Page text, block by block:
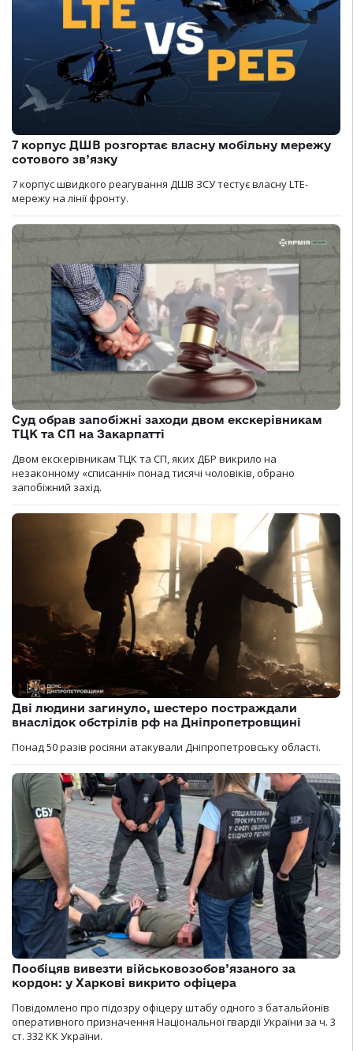
7 корпус ДШВ розгортає власну мобільну мережу
сотового зв’язку
7 корпус швидкого реагування ДШВ ЗСУ тестує власну LTE-
мережу на лінії фронту.
Суд обрав запобіжні заходи двом екскерівникам
ТЦК та СП на Закарпатті
Двом екскерівникам ТЦК та СП, яких ДБР викрило на
незаконному «списанні» понад тисячі чоловіків, обрано
запобіжний захід.
Дві людини загинуло, шестеро постраждали
внаслідок обстрілів рф на Дніпропетровщині
Понад 50 разів росіяни атакували Дніпропетровську області.
Пообіцяв вивезти військовозобов’язаного за
кордон: у Харкові викрито офіцера
Повідомлено про підозру офіцеру штабу одного з батальйонів
оперативного призначення Національної гвардії України за ч. 3
ст. 332 КК України.